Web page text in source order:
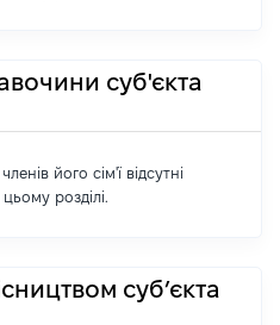
суб'єкта
його сім'ї відсутні
розділі.
суб’єкта